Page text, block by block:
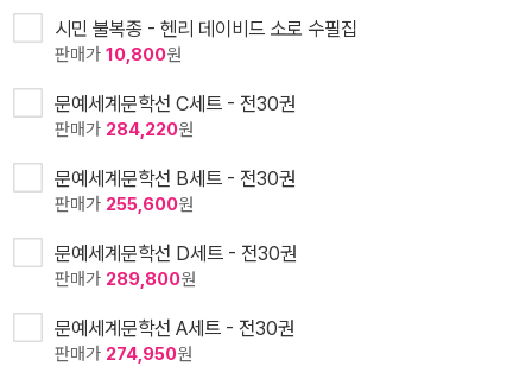
시민 불복종 - 헨리 데이비드 소로 수필집
판매가 10,800원
문예세계문학선 C세트 - 전30권
판매가 284,220원
문예세계문학선 B세트 - 전30권
판매가 255,600원
문예세계문학선 D세트 - 전30권
판매가 289,800원
문예세계문학선 A세트 - 전30권
판매가 274,950원